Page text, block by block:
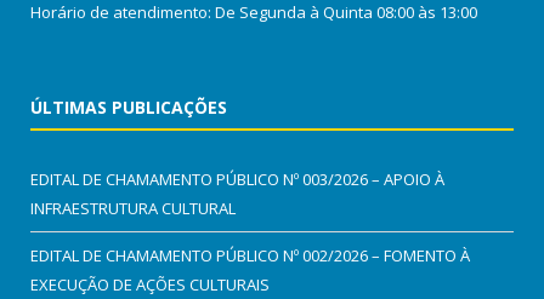
Horário de atendimento: De Segunda à Quinta 08:00 às 13:00
ÚLTIMAS PUBLICAÇÕES
EDITAL DE CHAMAMENTO PÚBLICO Nº 003/2026 – APOIO À
INFRAESTRUTURA CULTURAL
EDITAL DE CHAMAMENTO PÚBLICO Nº 002/2026 – FOMENTO À
EXECUÇÃO DE AÇÕES CULTURAIS